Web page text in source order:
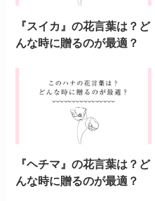
『スイカ』の花言葉は？ど
んな時に贈るのが最適？
『ヘチマ』の花言葉は？ど
んな時に贈るのが最適？